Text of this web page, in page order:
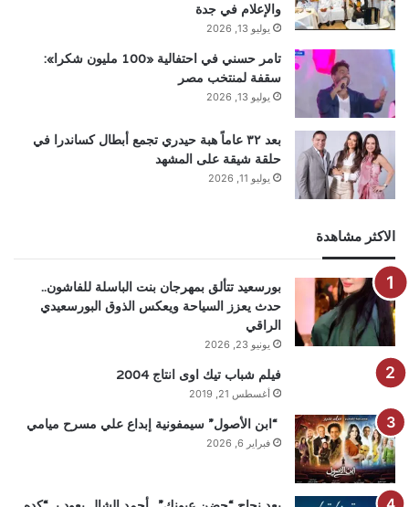
والإعلام في جدة
يوليو 13, 2026
تامر حسني في احتفالية «100 مليون شكرا»:
سقفة لمنتخب مصر
يوليو 13, 2026
بعد ٣٢ عاماً هبة حيدري تجمع أبطال كساندرا في
حلقة شيقة على المشهد
يوليو 11, 2026
الاكثر مشاهدة
بورسعيد تتألق بمهرجان بنت الباسلة للفاشون..
حدث يعزز السياحة ويعكس الذوق البورسعيدي
الراقي
يونيو 23, 2026
فيلم شباب تيك اوى انتاج 2004
أغسطس 21, 2019
“ابن الأصول” سيمفونية إبداع علي مسرح ميامي
فبراير 6, 2026